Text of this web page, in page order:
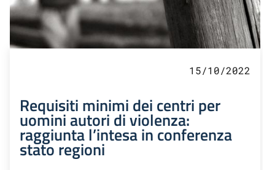
15/10/2022
Requisiti minimi dei centri per
uomini autori di violenza:
raggiunta l’intesa in conferenza
stato regioni